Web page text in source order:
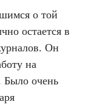
о той
остается в
Он
на
Было очень